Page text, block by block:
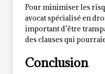
Pour minimiser les
avocat spécialisé en
important d’être
des clauses qui
Conclusion